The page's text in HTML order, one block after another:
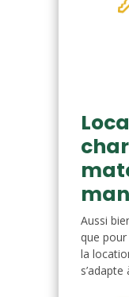
Aussi
que
la